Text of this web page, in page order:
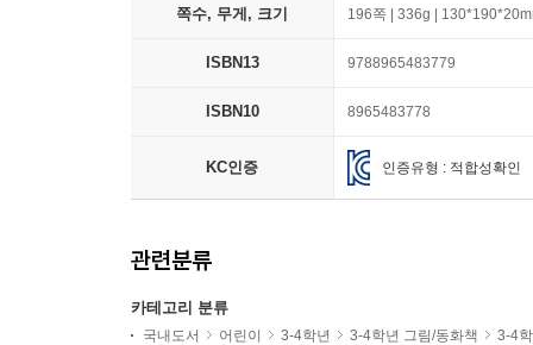
쪽수, 무게, 크기 196쪽 | 336g |
ISBN13 9788965483779
ISBN10 8965483778
KC인증 인증유형 : 적합성확인
관련분류
카테고리 분류
국내도서 어린이 3-4학년 3-4학년 그림/동화책
3-4